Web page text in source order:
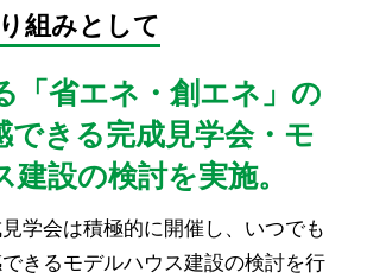
組みとして
「省エネ・創エネ」の
できる完成見学会・モ
設の検討を実施。
学会は積極的に開催し、いつでも
きるモデルハウス建設の検討を行